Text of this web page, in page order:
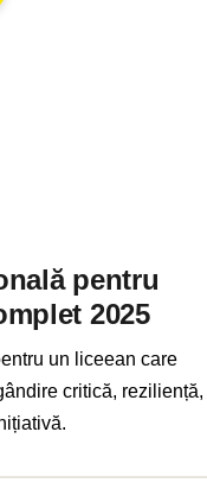
pentru
2025
un liceean care
critică, reziliență,